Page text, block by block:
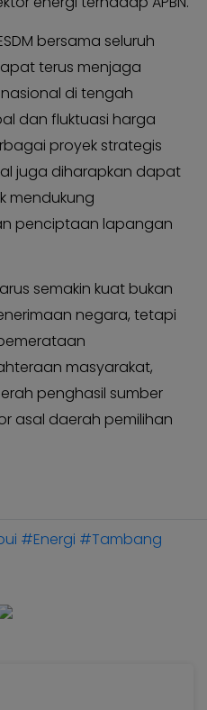
bersama seluruh
terus menjaga
di tengah
dan fluktuasi harga
proyek strategis
juga diharapkan dapat
mendukung
penciptaan lapangan
semakin kuat bukan
negara, tetapi
masyarakat,
penghasil sumber
asal daerah pemilihan
#Energi #Tambang